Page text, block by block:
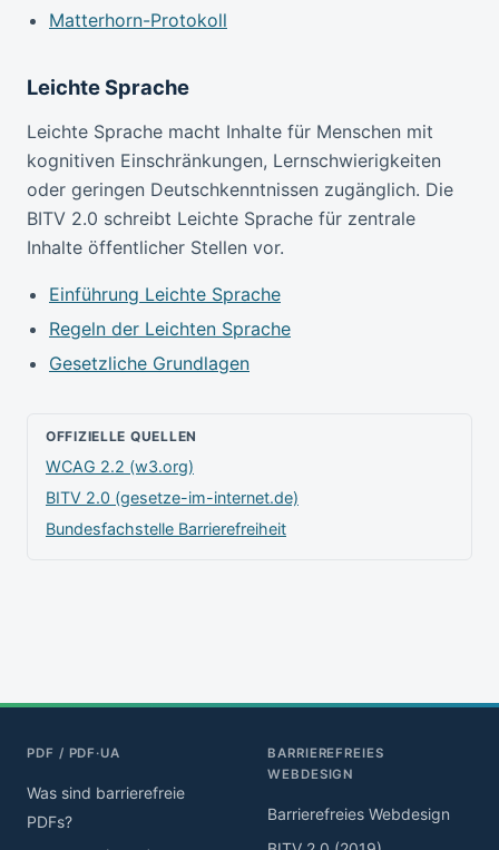
Matterhorn-Protokoll
Leichte Sprache
Leichte Sprache macht Inhalte für Menschen mit
kognitiven Einschränkungen, Lernschwierigkeiten
oder geringen Deutschkenntnissen zugänglich. Die
BITV 2.0 schreibt Leichte Sprache für zentrale
Inhalte öffentlicher Stellen vor.
Einführung Leichte Sprache
Regeln der Leichten Sprache
Gesetzliche Grundlagen
OFFIZIELLE QUELLEN
WCAG 2.2 (w3.org)
BITV 2.0 (gesetze-im-internet.de)
Bundesfachstelle Barrierefreiheit
PDF / PDF·UA
Was sind barrierefreie
PDFs?
BARRIEREFREIES
WEBDESIGN
Barrierefreies Webdesign